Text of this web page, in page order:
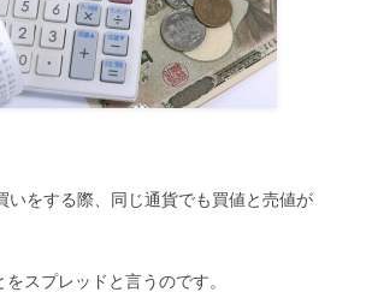
いをする際、同じ通貨でも買値と売値が
スプレッドと言うのです。